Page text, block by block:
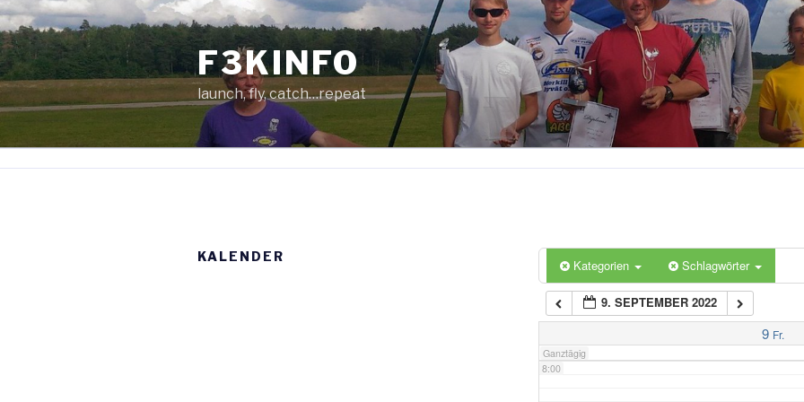
Zum
Inhalt
springen
F3KINFO
launch, fly, catch…repeat
KALENDER
Kategorien Schlagwörter
9. SEPTEMBER 2022
9 Fr.
Ganztägig
2:00
3:00
4:00
6:00
7:00
8:00